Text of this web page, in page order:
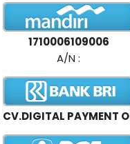
1710006109006
A/N :
CV.DIGITAL PAYMENT